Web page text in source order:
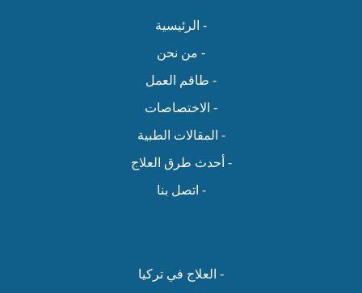
- الرئيسية
- من نحن
- طاقم العمل
- الاختصاصات
- المقالات الطبية
- أحدث طرق العلاج
- اتصل بنا
- العلاج في تركيا